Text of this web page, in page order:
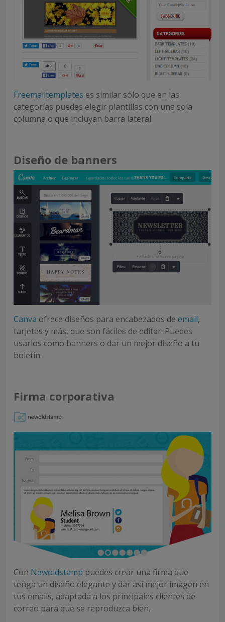
Freemailtemplates es similar sólo que en las
categorías puedes elegir plantillas con una sola
columna o que incluyan barra lateral.
Diseño de banners
Canva ofrece diseños para encabezados de email,
tarjetas y más, que son fáciles de editar. Puedes
usarlos como banners o dar un mejor diseño a tu
boletín.
Firma corporativa
Con Newoldstamp puedes crear una firma que
tenga un diseño elegante y dar así mejor imagen en
tus emails, adaptada a los principales clientes de
correo para que se reproduzca bien.